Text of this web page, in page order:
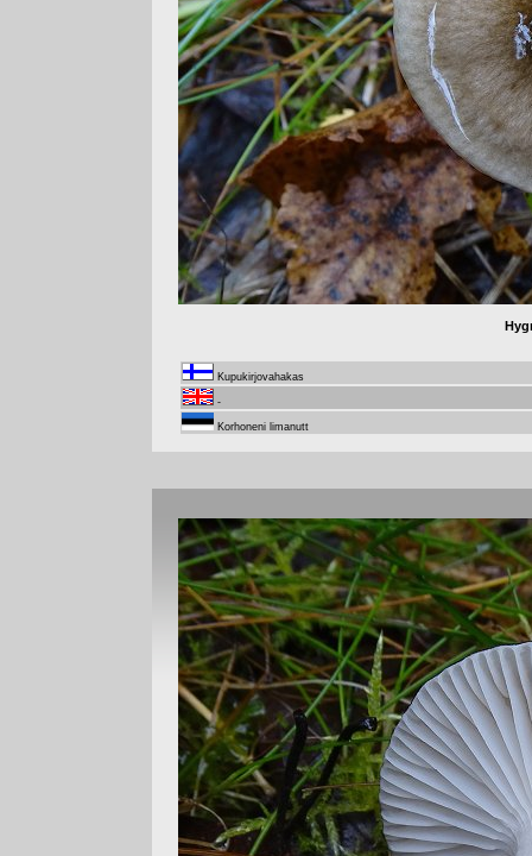
Kupukirjovahakas
-
Korhoneni limanutt